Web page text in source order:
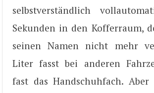
selbstverständlich
Sekunden in den Kofferraum,
seinen Namen nicht mehr
Liter fasst bei anderen
fast das Handschuhfach.